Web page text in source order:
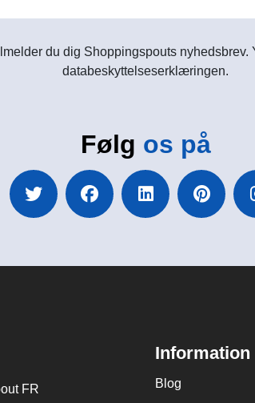
du dig Shoppingspouts nyhedsbrev.
databeskyttelseserklæringen.
Følg os på
FR
Information
Blog